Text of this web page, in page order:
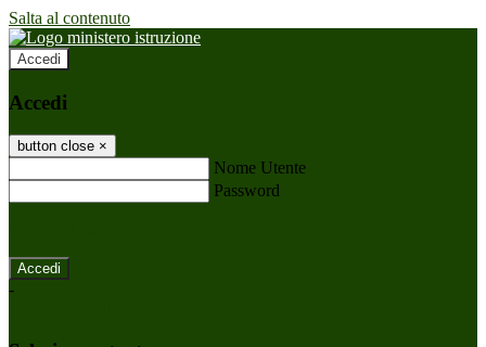
Salta al contenuto
Accedi
Accedi
button close ×
Nome Utente
Password
-